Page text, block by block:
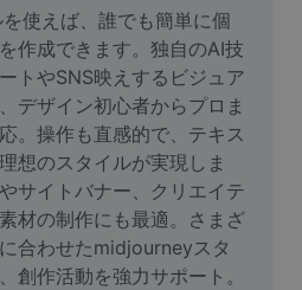
使えば、誰でも簡単に個
作成できます。独自のAI技
トやSNS映えするビジュア
デザイン初心者からプロま
。操作も直感的で、テキス
想のスタイルが実現しま
サイトバナー、クリエイテ
材の制作にも最適。さまざ
合わせたmidjourneyスタ
創作活動を強力サポート。